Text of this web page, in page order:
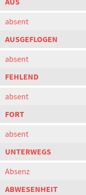
absent
AUSGEFLOGEN
absent
FEHLEND
absent
FORT
absent
UNTERWEGS
Absenz
ABWESENHEIT